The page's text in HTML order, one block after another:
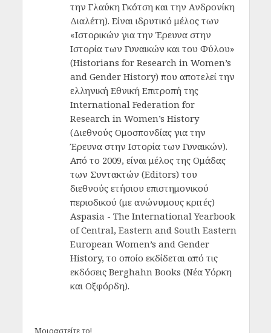
την Γλαύκη Γκότση και την Ανδρονίκη
Διαλέτη). Είναι ιδρυτικό μέλος των
«Ιστορικών για την Έρευνα στην
Ιστορία των Γυναικών και του Φύλου»
(Historians for Research in Women’s
and Gender History) που αποτελεί την
ελληνική Εθνική Επιτροπή της
International Federation for
Research in Women’s History
(Διεθνούς Ομοσπονδίας για την
Έρευνα στην Ιστορία των Γυναικών).
Από το 2009, είναι μέλος της Ομάδας
των Συντακτών (Editors) του
διεθνούς ετήσιου επιστημονικού
περιοδικού (με ανώνυμους κριτές)
Aspasia - The International Yearbook
of Central, Eastern and South Eastern
European Women’s and Gender
History, το οποίο εκδίδεται από τις
εκδόσεις Berghahn Books (Νέα Υόρκη
και Οξφόρδη).
Μοιραστείτε το!